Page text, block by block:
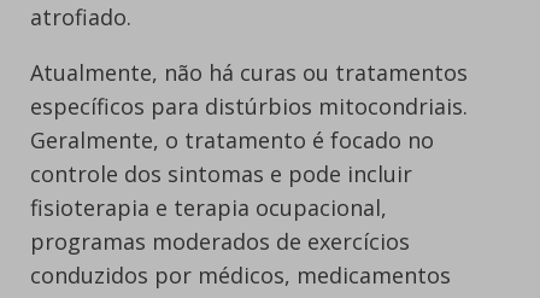
atrofiado.
Atualmente, não há curas ou tratamentos
específicos para distúrbios mitocondriais.
Geralmente, o tratamento é focado no
controle dos sintomas e pode incluir
fisioterapia e terapia ocupacional,
programas moderados de exercícios
conduzidos por médicos, medicamentos